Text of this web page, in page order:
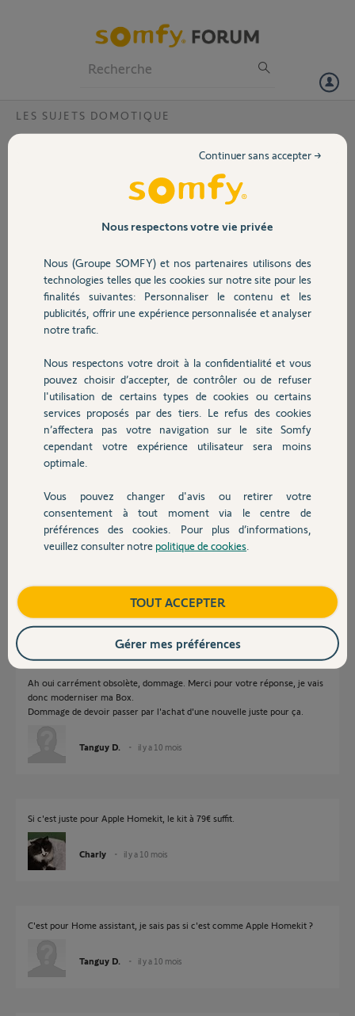
Volet
Sécurité
Domotique
Chauffage
Autres produits
Devis avec un pro
Contact
LES SUJETS DOMOTIQUE
Mode développeur et accès à distance
Bonjour,
Je souhaite passer ma
tahoma je suppose V1 en mode développeur afin de migrer ma
possibilité de le faire sur mon compte. Pouvez vous m'aider ?
Tahoma connecté depuis : Date d'activation 16.07.2020
Merci,
il y a 10 mois
Participer au fil de discussion
Réponses
La V1 n'est plus migrable nulle part, entièrement obsolète.
Il faudra la Switch pour votre projet
https://boutique.somfy.fr/produits/domotique/accessoires-...
Bonne journée
Charly il y a 10 mois
Bonjour Le Coyote,
Ah oui carrément obsolète, dommage. Merci pour votre réponse, je vais
donc moderniser ma Box.
Dommage de devoir passer par l'achat d'une nouvelle juste pour ça.
Tanguy D. il y a 10 mois
Si c'est juste pour Apple Homekit, le kit à 79€ suffit.
Charly il y a 10 mois
C'est pour Home assistant, je sais pas si c'est comme Apple Homekit ?
Tanguy D. il y a 10 mois
Nous respectons votre vie privée
Nous (Groupe SOMFY) et nos partenaires utilisons des
technologies telles que les cookies sur notre site pour les
finalités suivantes: Personnaliser le contenu et les
publicités, offrir une expérience personnalisée et analyser
notre trafic.
Nous respectons votre droit à la confidentialité et vous
pouvez choisir d’accepter, de contrôler ou de refuser
l'utilisation de certains types de cookies ou certains
services proposés par des tiers. Le refus des cookies
n’affectera pas votre navigation sur le site Somfy
cependant votre expérience utilisateur sera moins
optimale.
Vous pouvez changer d'avis ou retirer votre
consentement à tout moment via le centre de
préférences des cookies. Pour plus d’informations,
veuillez consulter notre politique de cookies
Continuer sans accepter →
TOUT ACCEPTER
Gérer mes préférences